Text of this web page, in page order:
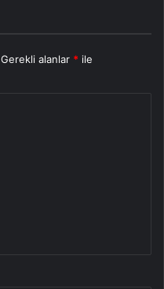
Gerekli alanlar * ile